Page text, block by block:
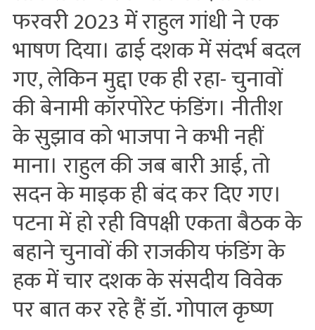
फरवरी 2023 में राहुल गांधी ने एक
भाषण दिया। ढाई दशक में संदर्भ बदल
गए, लेकिन मुद्दा एक ही रहा- चुनावों
की बेनामी कॉरपोरेट फंडिंग। नीतीश
के सुझाव को भाजपा ने कभी नहीं
माना। राहुल की जब बारी आई, तो
सदन के माइक ही बंद कर दिए गए।
पटना में हो रही विपक्षी एकता बैठक के
बहाने चुनावों की राजकीय फंडिंग के
हक में चार दशक के संसदीय विवेक
पर बात कर रहे हैं डॉ. गोपाल कृष्‍ण